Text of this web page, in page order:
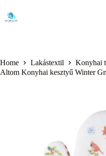
content
Home Lakástextil Konyhai
Altom Konyhai kesztyű Winter